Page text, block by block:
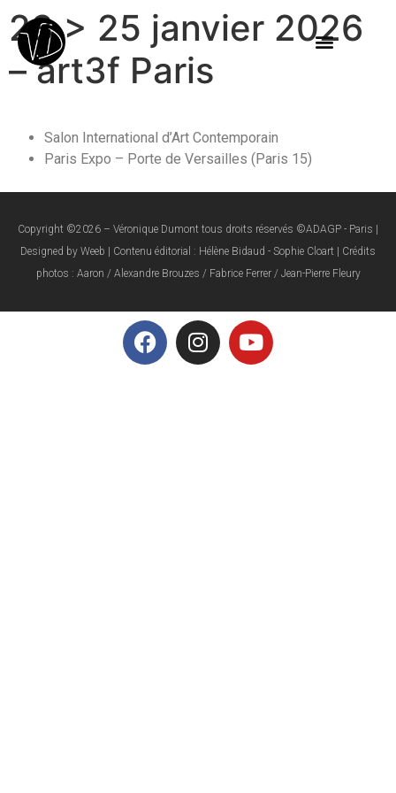
23 > 25 janvier 2026
– art3f Paris
Salon International d’Art Contemporain
Paris Expo – Porte de Versailles (Paris 15)
Copyright ©2026 – Véronique Dumont tous droits réservés ©ADAGP - Paris |
Designed by Weeb | Contenu éditorial : Hélène Bidaud - Sophie Cloart | Crédits
photos : Aaron / Alexandre Brouzes / Fabrice Ferrer / Jean-Pierre Fleury